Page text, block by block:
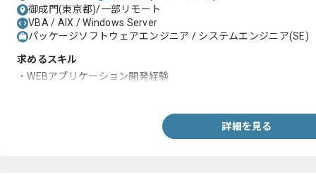
御成門(東京都)/一部リモート
VBA / AIX / Windows Server
パッケージソフトウェアエンジニア / システムエンジニア(SE)
求めるスキル
・WEBアプリケーション開発経験
詳細を見る